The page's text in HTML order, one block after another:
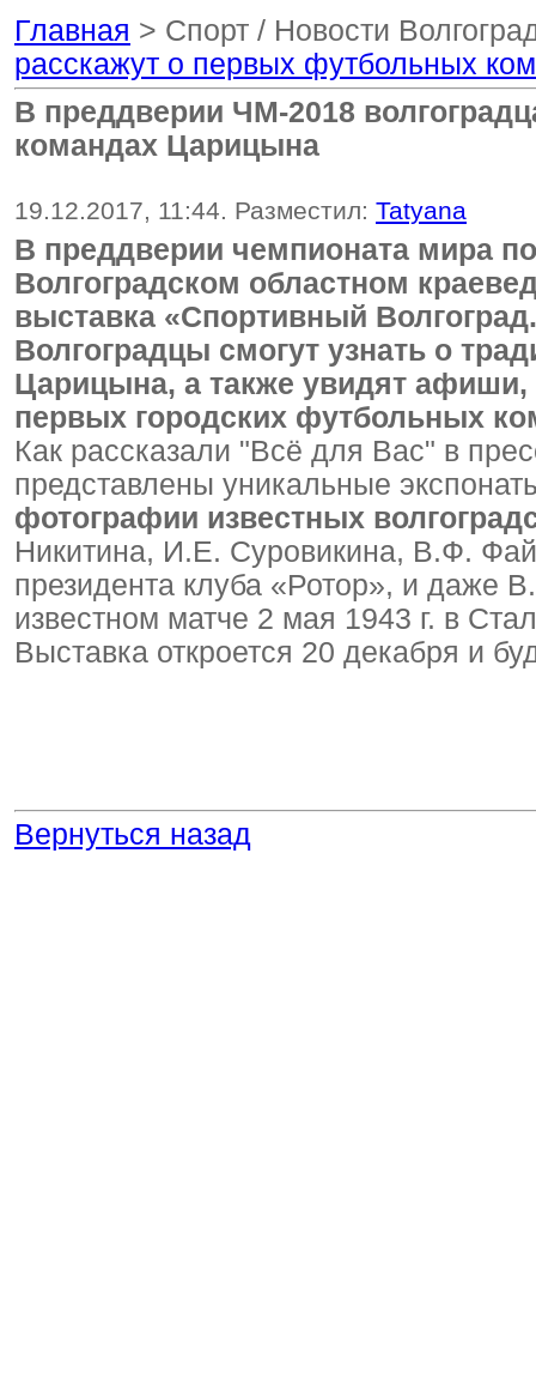
Главная > Спорт / Новости
расскажут о первых футбольных
В преддверии ЧМ-2018
командах Царицына
19.12.2017, 11:44. Разместил: Tatyana
В преддверии чемпионата мира
Волгоградском областном
выставка «Спортивный
Волгоградцы смогут узнать о
Царицына, а также увидят
первых городских футбольных
Как рассказали "Всё для Вас" в
представлены уникальные
фотографии известных
Никитина, И.Е. Суровикина, В.Ф.
президента клуба «Ротор», и даже
известном матче 2 мая 1943 г. в
Выставка откроется 20 декабря и
Вернуться назад